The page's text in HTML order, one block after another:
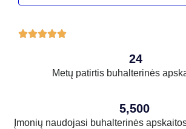

24
Metų patirtis buhalterinės
5,500
Įmonių naudojasi buhalterinės